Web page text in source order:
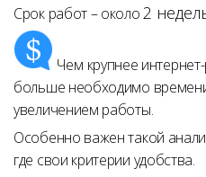
Срок работ – около2
Чем крупнее
больше необходимо
увеличением работы.
Особенно важен такой
где свои критерии удобства.